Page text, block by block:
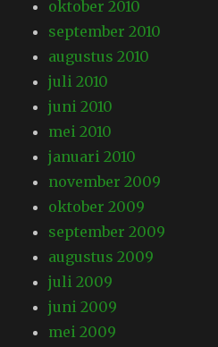
oktober 2010
september 2010
augustus 2010
juli 2010
juni 2010
mei 2010
januari 2010
november 2009
oktober 2009
september 2009
augustus 2009
juli 2009
juni 2009
mei 2009